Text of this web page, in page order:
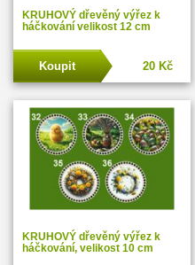
KRUHOVÝ dřevěný výřez k
háčkování velikost 12 cm
20 Kč
Koupit
KRUHOVÝ dřevěný výřez k
háčkování, velikost 10 cm